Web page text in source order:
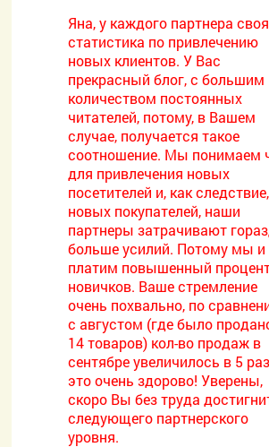
Яна, у каждого партнера своя
статистика по привлечению
новых клиентов. У Вас
прекрасный блог, с большим
количеством постоянных
читателей, потому, в Вашем
случае, получается такое
соотношение. Мы понимаем
для привлечения новых
посетителей и, как следствие,
новых покупателей, наши
партнеры затрачивают
больше усилий. Потому мы и
платим повышенный
новичков. Ваше стремление
очень похвально, по
с августом (где было
14 товаров) кол-во продаж в
сентябре увеличилось в 5
это очень здорово! Уверены,
скоро Вы без труда
следующего партнерского
уровня.